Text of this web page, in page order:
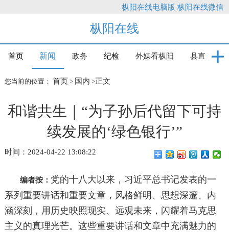
枞阳在线电脑版 枞阳在线微信
枞阳在线
首页 新闻 政务 纪检 外媒看枞阳 县直
您当前的位置： 首页 > 国内 >正文
和谐共生｜“为子孙后代留下可持
续发展的‘绿色银行’”
时间：2024-04-22 13:08:22
编者按： 党的十八大以来，习近平总书记发表的一
系列重要讲话和重要文章，风格鲜明、思想深邃、内
涵深刻，用历史映照现实、远观未来，闪耀着马克思
主义的真理光芒。这些重要讲话和文章中充满魅力的